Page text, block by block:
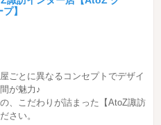
】
ごとに異なるコンセプトでデザイ
が魅力♪
、こだわりが詰まった【AtoZ諏訪
さい。